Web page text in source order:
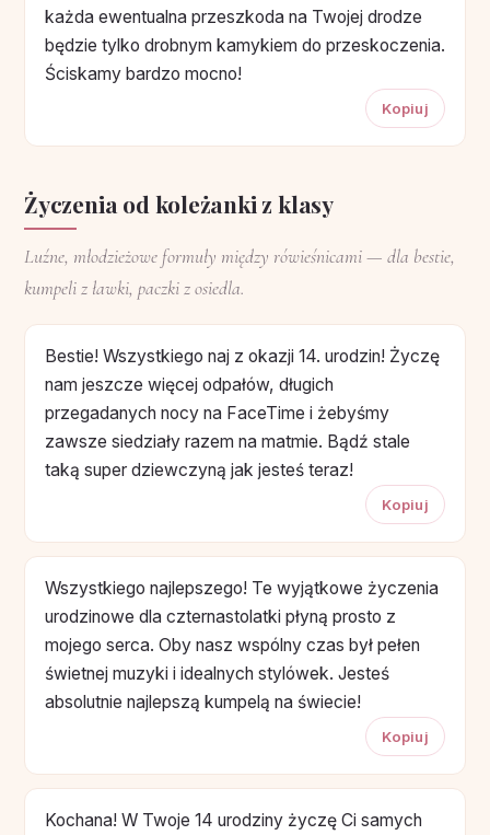
każda ewentualna przeszkoda na Twojej drodze
będzie tylko drobnym kamykiem do przeskoczenia.
Ściskamy bardzo mocno!
Kopiuj
Życzenia od koleżanki z klasy
Luźne, młodzieżowe formuły między rówieśnicami — dla bestie,
kumpeli z ławki, paczki z osiedla.
Bestie! Wszystkiego naj z okazji 14. urodzin! Życzę
nam jeszcze więcej odpałów, długich
przegadanych nocy na FaceTime i żebyśmy
zawsze siedziały razem na matmie. Bądź stale
taką super dziewczyną jak jesteś teraz!
Kopiuj
Wszystkiego najlepszego! Te wyjątkowe życzenia
urodzinowe dla czternastolatki płyną prosto z
mojego serca. Oby nasz wspólny czas był pełen
świetnej muzyki i idealnych stylówek. Jesteś
absolutnie najlepszą kumpelą na świecie!
Kopiuj
Kochana! W Twoje 14 urodziny życzę Ci samych